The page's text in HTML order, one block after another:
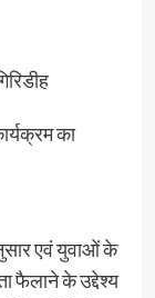
का
एवं युवाओं के
फैलाने के उद्देश्य